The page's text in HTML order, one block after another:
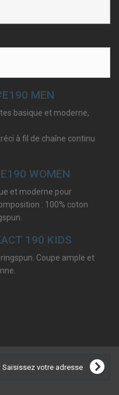
MEN
basique et moderne,
à fil de chaîne continu
WOMEN
et moderne pour
: 100% coton
190 KIDS
Coupe ample et